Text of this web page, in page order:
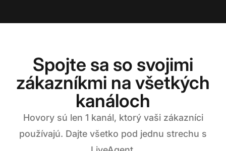
Spojte sa so svojimi
zákazníkmi na všetkých
kanáloch
Hovory sú len 1 kanál, ktorý vaši zákazníci
používajú. Dajte všetko pod jednu strechu s